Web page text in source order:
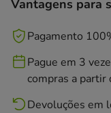
Vantagens para
Pagamento
Pague em 3
compras a partir
Devoluções em